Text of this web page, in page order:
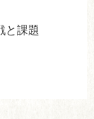
と課題